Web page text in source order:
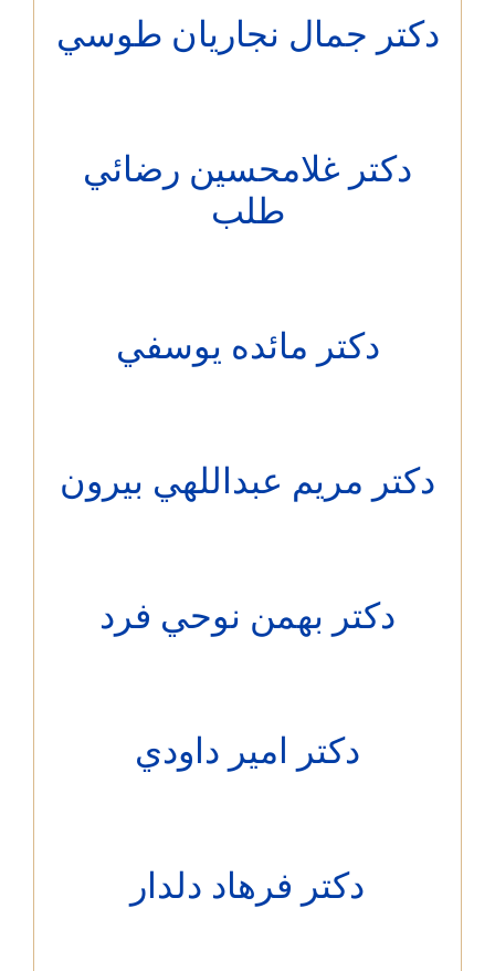
جمال نجاريان طوسي
دکتر غلامحسين رضائي
دکتر مائده يوسفي
مريم عبداللهي بيرون
دکتر بهمن نوحي فرد
دکتر امير داودي
دکتر فرهاد دلدار